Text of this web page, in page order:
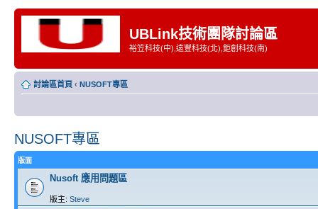
UBLink技術團隊討論區
裕笠科技(中),遠豐科技(北),鉅創科技(南)
討論區首頁 ‹ NUSOFT專區
NUSOFT專區
版面
Nusoft 應用問題區
版主: Steve